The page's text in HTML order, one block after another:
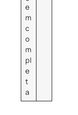
e
m
c
o
m
pl
e
t
a